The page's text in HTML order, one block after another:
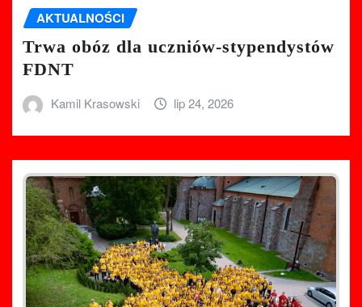
AKTUALNOŚCI
Trwa obóz dla uczniów-stypendystów
FDNT
Kamil Krasowski lip 24, 2026